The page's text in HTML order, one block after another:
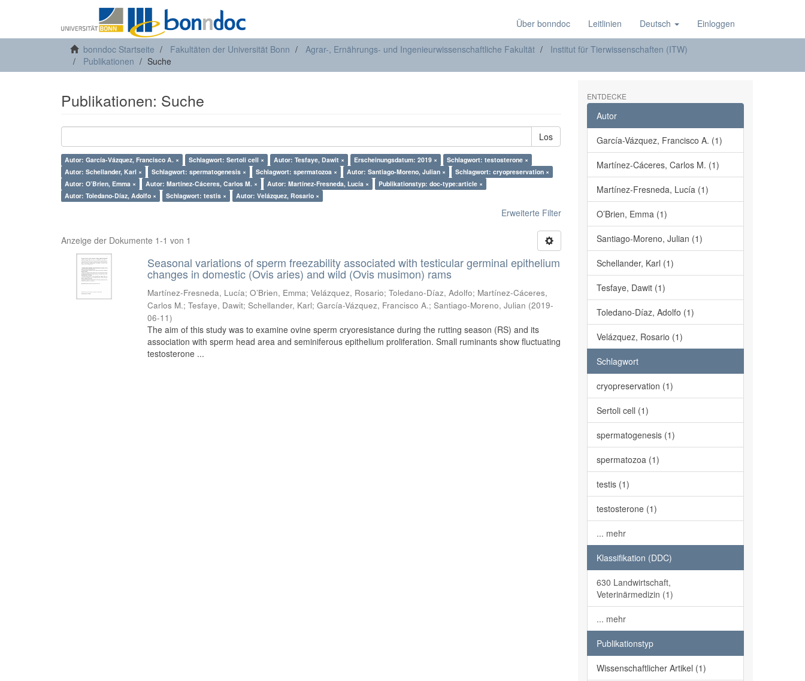
Über bonndoc Leitlinien Deutsch Einloggen
bonndoc Startseite Fakultäten der Universität Bonn Agrar-, Ernährungs- und Ingenieurwissenschaftliche Fakultät
Institut für Tierwissenschaften (ITW)
Publikationen
Suche
Publikationen: Suche
Los
Autor: García-Vázquez, Francisco A. × Schlagwort: Sertoli cell × Autor: Tesfaye, Dawit × Erscheinungsdatum: 2019 ×
Schlagwort: testosterone ×
Autor: Schellander, Karl ×
Schlagwort: spermatogenesis × Schlagwort: spermatozoa × Autor: Santiago-Moreno, Julian ×
Schlagwort: cryopreservation ×
Autor: O’Brien, Emma ×
Autor: Martínez-Cáceres, Carlos M. × Autor: Martínez-Fresneda, Lucía ×
Publikationstyp: doc-type:article ×
Autor: Toledano-Díaz, Adolfo ×
Schlagwort: testis × Autor: Velázquez, Rosario ×
Erweiterte Filter
Anzeige der Dokumente 1-1 von 1
Seasonal variations of sperm freezability associated with testicular germinal epithelium
changes in domestic (Ovis aries) and wild (Ovis musimon) rams
Martínez-Fresneda, Lucía;O’Brien, Emma;Velázquez, Rosario;Toledano-Díaz, Adolfo; Martínez-Cáceres,
Carlos M.;Tesfaye, Dawit;Schellander, Karl;García-Vázquez, Francisco A.;Santiago-Moreno, Julian (2019-
06-11)
The aim of this study was to examine ovine sperm cryoresistance during the rutting season (RS) and its
association with sperm head area and seminiferous epithelium proliferation. Small ruminants show fluctuating
testosterone ...
ENTDECKE
Autor
García-Vázquez, Francisco A. (1)
Martínez-Cáceres, Carlos M. (1)
Martínez-Fresneda, Lucía (1)
O’Brien, Emma (1)
Santiago-Moreno, Julian (1)
Schellander, Karl (1)
Tesfaye, Dawit (1)
Toledano-Díaz, Adolfo (1)
Velázquez, Rosario (1)
Schlagwort
cryopreservation (1)
Sertoli cell (1)
spermatogenesis (1)
spermatozoa (1)
testis (1)
testosterone (1)
... mehr
Klassifikation (DDC)
630 Landwirtschaft,
Veterinärmedizin (1)
... mehr
Publikationstyp
Wissenschaftlicher Artikel (1)